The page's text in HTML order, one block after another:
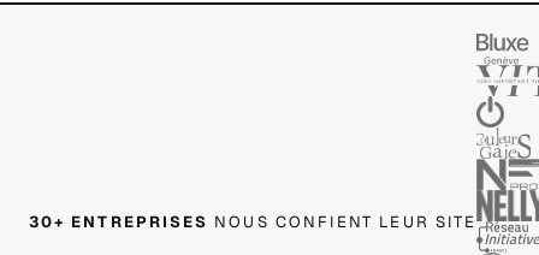
30+ ENTREPRISES NOUS CONFIENT LEUR SITE